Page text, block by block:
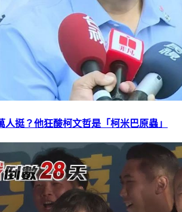
人挺？他狂酸柯文哲是「柯米巴原蟲」